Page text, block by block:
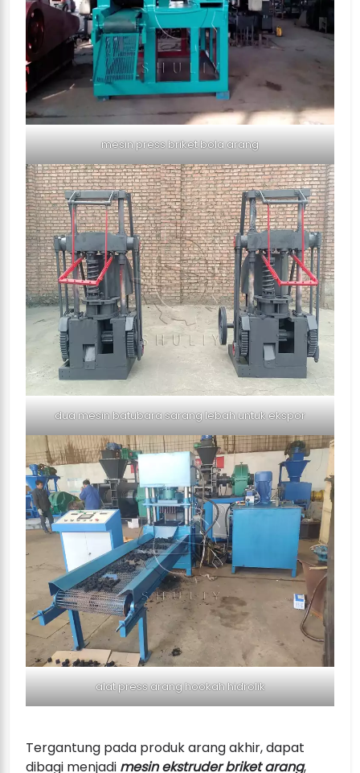
mesin press briket bola arang
dua mesin batubara sarang lebah untuk ekspor
alat press arang hookah hidrolik
Tergantung pada produk arang akhir, dapat
dibagi menjadi mesin ekstruder briket arang,